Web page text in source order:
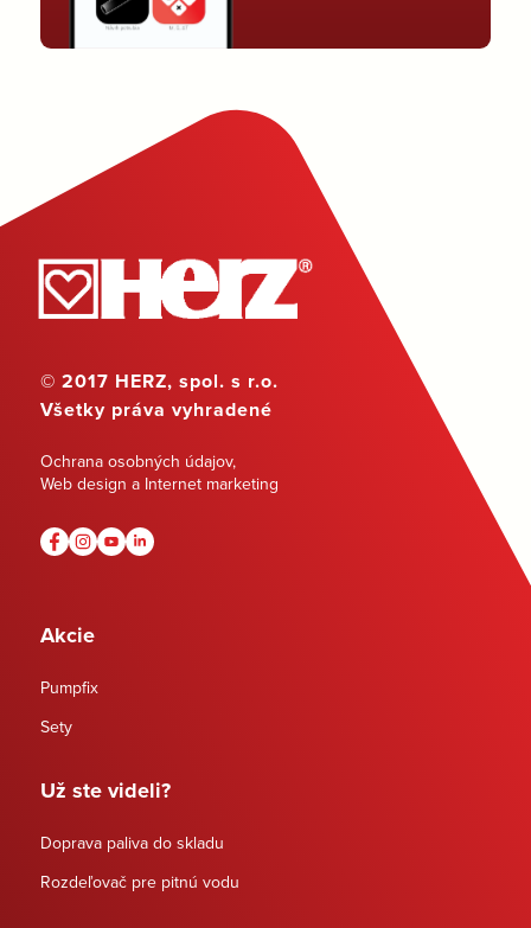
© 2017 HERZ, spol. s r.o.
Všetky práva vyhradené
Ochrana osobných údajov,
Web design a Internet marketing
Akcie
Pumpfix
Sety
Už ste videli?
Doprava paliva do skladu
Rozdeľovač pre pitnú vodu